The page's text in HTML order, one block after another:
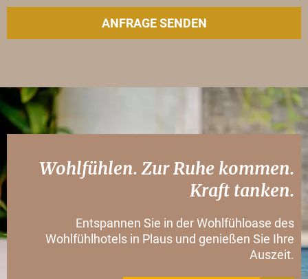
Wohlfühlen. Zur Ruhe kommen.
Kraft tanken.
Entspannen Sie in der Wohlfühloase des
Wohlfühlhotels in Plaus und genießen Sie Ihre
Auszeit.